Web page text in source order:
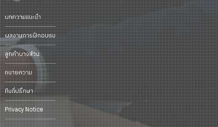
บทความแนะนำ
ผลงานการฝึกอบรม
ลูกค้าบางส่วน
ทนายความ
ทีมที่ปรึกษา
Privacy Notice